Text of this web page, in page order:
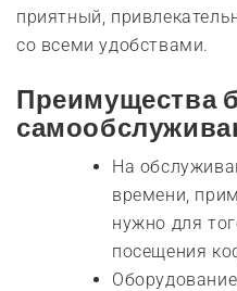
приятный,
со всеми удобствами.
Преимущества
На
времени,
нужно для
посещения